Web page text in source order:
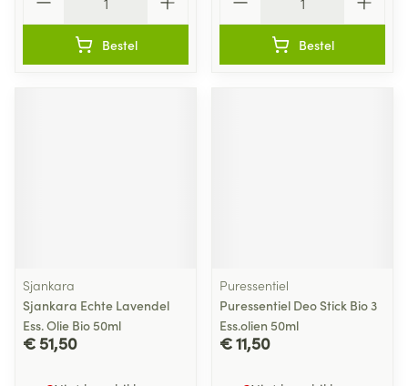
Bestel Bestel
Sjankara
Sjankara Echte Lavendel
Ess. Olie Bio 50ml
€ 51,50
Puressentiel
Puressentiel Deo Stick Bio 3
Ess.olien 50ml
€ 11,50